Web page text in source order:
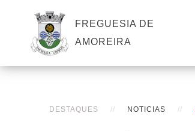
FREGUESIA DE
AMOREIRA
DESTAQUES NOTICIAS